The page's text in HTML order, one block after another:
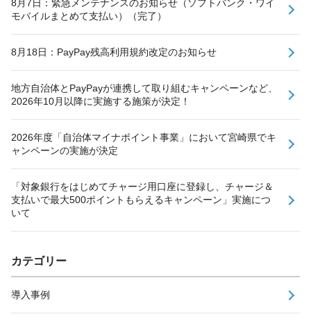
8月7日：緊急メンテナンスのお知らせ（ソフトバンク・ワイ
モバイルまとめて支払い）（完了）
8月18日：PayPay残高利用規約改定のお知らせ
地方自治体とPayPayが連携して取り組むキャンペーンなど、
2026年10月以降に実施する施策が決定！
2026年度「自治体マイナポイント事業」において宮崎県でキ
ャンペーンの実施が決定
「対象銀行をはじめてチャージ用口座に登録し、チャージ＆
支払いで最大500ポイントもらえるキャンペーン」実施につ
いて
カテゴリー
導入事例